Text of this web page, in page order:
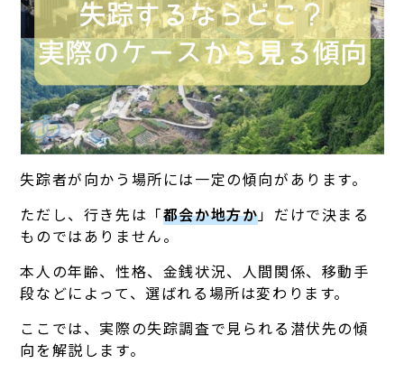
失踪者が向かう場所には一定の傾向があります。
ただし、行き先は「都会か地方か」だけで決まる
ものではありません。
本人の年齢、性格、金銭状況、人間関係、移動手
段などによって、選ばれる場所は変わります。
ここでは、実際の失踪調査で見られる潜伏先の傾
向を解説します。